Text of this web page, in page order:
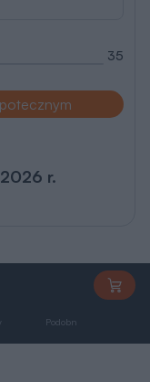
35
r.
Podobne